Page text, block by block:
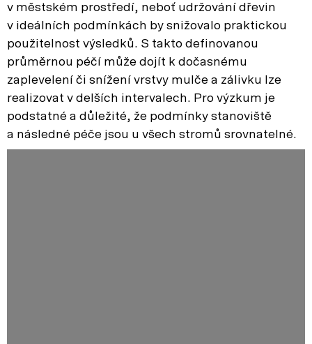
v městském prostředí, neboť udržování dřevin
v ideálních podmínkách by snižovalo praktickou
použitelnost výsledků. S takto definovanou
průměrnou péčí může dojít k dočasnému
zaplevelení či snížení vrstvy mulče a zálivku lze
realizovat v delších intervalech. Pro výzkum je
podstatné a důležité, že podmínky stanoviště
a následné péče jsou u všech stromů srovnatelné.